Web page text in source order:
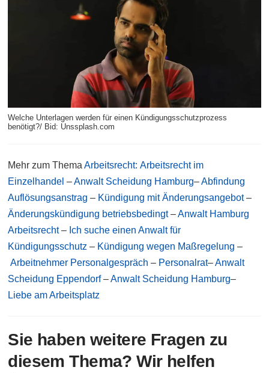
Welche Unterlagen werden für einen Kündigungsschutzprozess
benötigt?/ Bid: Unssplash.com
Mehr zum ThemaArbeitsrecht: Arbeitsrecht im
Einzelhandel –Anwalt Scheidung Hamburg–Abfindung
Auflösungsanstrag – Kündigung mit Änderungsangebot–
Änderungskündigung betriebsbedingt–Anwalt Hamburg
Arbeitsrecht– Ich suche einen Anwalt für
Kündigungsschutz – Kündigung wegen Maßregelung –
Arbeitnehmer Personalgespräch – Personalrat–Anwalt
Scheidung Eppendorf–Anwalt Scheidung Hamburg–
Liebe am Arbeitsplatz
Sie haben weitere Fragen zu
diesem Thema? Wir helfen